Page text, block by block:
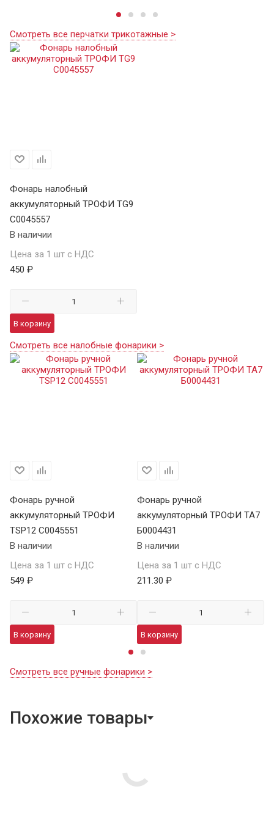
Смотреть все перчатки трикотажные >
Фонарь налобный
аккумуляторный ТРОФИ TG9
C0045557
В наличии
Цена за 1 шт с НДС
450 ₽
В корзину
Смотреть все налобные фонарики >
Фонарь ручной
аккумуляторный ТРОФИ
TSP12 C0045551
В наличии
Цена за 1 шт с НДС
549 ₽
В корзину
Фонарь ручной
аккумуляторный ТРОФИ TA7
Б0004431
В наличии
Цена за 1 шт с НДС
211.30 ₽
В корзину
Смотреть все ручные фонарики >
Похожие товары